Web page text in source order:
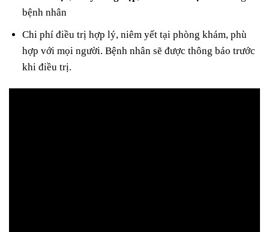
bệnh nhân
Chi phí điều trị hợp lý, niêm yết tại phòng khám, phù
hợp với mọi người. Bệnh nhân sẽ được thông báo trước
khi điều trị.